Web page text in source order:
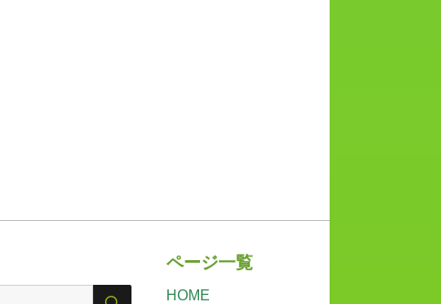
ページ一覧
HOME